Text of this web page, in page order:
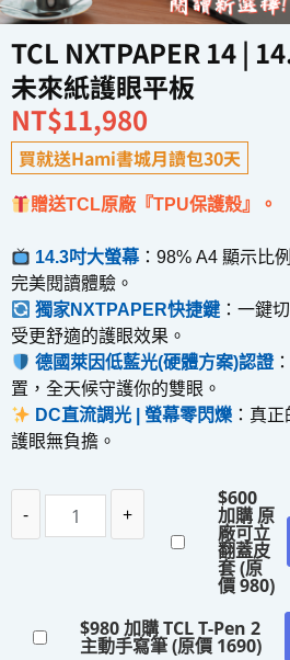
TCL NXTPAPER 14 |
未來紙護眼平板
NT$11,980
買就送Hami書城月讀包30天
贈送TCL原廠『TPU保護殼』。
14.3吋大螢幕：98% A4 顯示比
完美閱讀體驗。
獨家NXTPAPER快捷鍵 ：一鍵
受更舒適的護眼效果。
德國萊因低藍光(硬體方案)認證
置，全天候守護你的雙眼。
DC直流調光 | 螢幕零閃爍 ： 真正
護眼無負擔。
- +
$600
加購 原
廠可立
翻蓋皮
套 (原
價 980)
$980 加購 TCL T-Pen 2
主動手寫筆 (原價 1690)